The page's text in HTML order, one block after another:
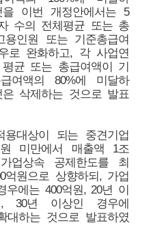
이번 개정안에서는 5
수의 전체평균 또는 총
용인원 또는 기준총급여
로 완화하고, 각 사업연
균 또는 총급여액이 기
여액의 80%에 미달하
삭제하는 것으로 발표
용대상이 되는 중견기업
미만에서 매출액 1조
업상속 공제한도를 최
억원으로 상향하되, 가업
우에는 400억원, 20년 이
, 30년 이상인 경우에
대하는 것으로 발표하였